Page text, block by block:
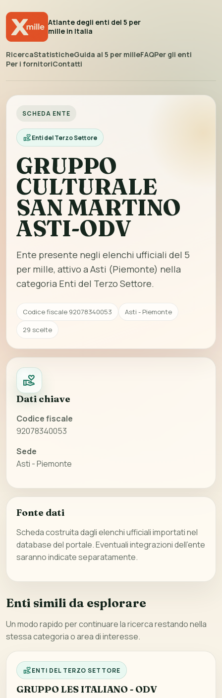
Atlante degli enti del 5 per
mille in Italia
RicercaStatisticheGuida al 5 per milleFAQPer gli enti
Per i fornitoriContatti
SCHEDA ENTE
Enti del Terzo Settore
GRUPPO
CULTURALE
SAN MARTINO
ASTI-ODV
Ente presente negli elenchi ufficiali del 5
per mille, attivo a Asti (Piemonte) nella
categoria Enti del Terzo Settore.
Codice fiscale 92078340053
Asti - Piemonte
29 scelte
Dati chiave
Codice fiscale
92078340053
Sede
Asti - Piemonte
Fonte dati
Scheda costruita dagli elenchi ufficiali importati nel
database del portale. Eventuali integrazioni dell’ente
saranno indicate separatamente.
Enti simili da esplorare
Un modo rapido per continuare la ricerca restando nella
stessa categoria o area di interesse.
ENTI DEL TERZO SETTORE
GRUPPO LES ITALIANO - ODV